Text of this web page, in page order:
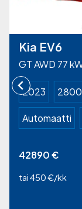
Kia EV6
GT AWD 77
2023
Automaatti
42890€
tai 450 €/kk